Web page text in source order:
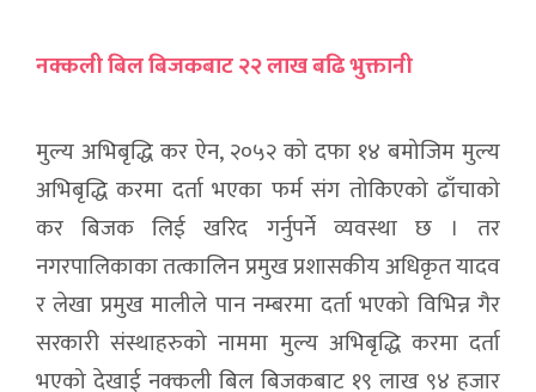
नक्कली बिल बिजकबाट २२ लाख बढि भुक्तानी
मुल्य अभिबृद्धि कर ऐन, २०५२ को दफा १४ बमोजिम मुल्य
अभिबृद्धि करमा दर्ता भएका फर्म संग तोकिएको ढाँचाको
कर बिजक लिई खरिद गर्नुपर्ने व्यवस्था छ । तर
नगरपालिकाका तत्कालिन प्रमुख प्रशासकीय अधिकृत यादव
र लेखा प्रमुख मालीले पान नम्बरमा दर्ता भएको विभिन्न गैर
सरकारी संस्थाहरुको नाममा मुल्य अभिबृद्धि करमा दर्ता
भएको देखाई नक्कली बिल बिजकबाट १९ लाख ९४ हजार